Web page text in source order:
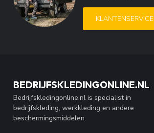
KLANTENSERVICE
BEDRIJFSKLEDINGONLINE.NL
Bedrijfskledingonline.nl is specialist in
bedrijfskleding, werkkleding en andere
beschermingsmiddelen.